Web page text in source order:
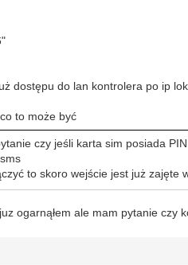
dostępu do lan kontrolera po ip
to może być
czy jeśli karta sim posiada
to skoro wejście jest już zajęte
ogarnąłem ale mam pytanie czy